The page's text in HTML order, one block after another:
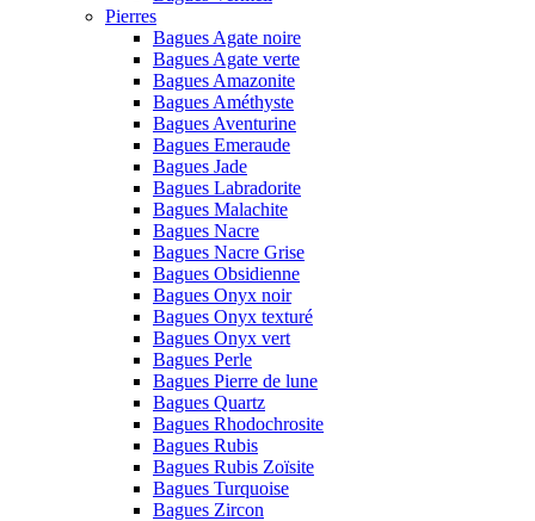
Pierres
Bagues Agate noire
Bagues Agate verte
Bagues Amazonite
Bagues Améthyste
Bagues Aventurine
Bagues Emeraude
Bagues Jade
Bagues Labradorite
Bagues Malachite
Bagues Nacre
Bagues Nacre Grise
Bagues Obsidienne
Bagues Onyx noir
Bagues Onyx texturé
Bagues Onyx vert
Bagues Perle
Bagues Pierre de lune
Bagues Quartz
Bagues Rhodochrosite
Bagues Rubis
Bagues Rubis Zoïsite
Bagues Turquoise
Bagues Zircon